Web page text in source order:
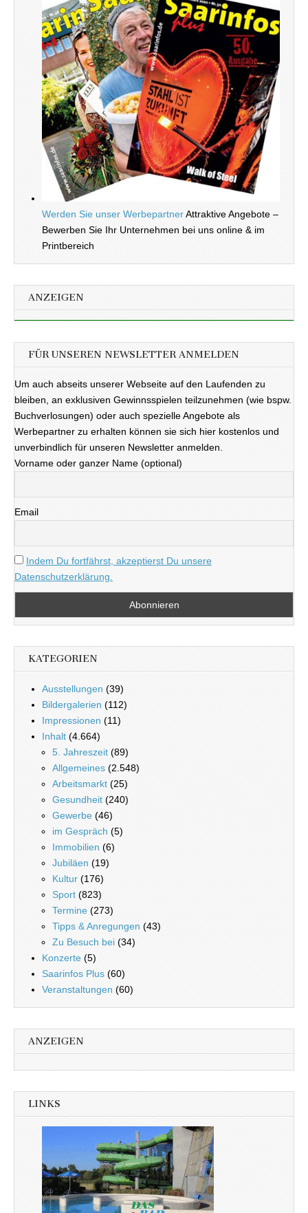
Werden Sie unser WerbepartnerAttraktive Angebote –
Bewerben Sie Ihr Unternehmen bei uns online & im
Printbereich
ANZEIGEN
FÜR UNSEREN NEWSLETTER ANMELDEN
Um auch abseits unserer Webseite auf den Laufenden zu
bleiben, an exklusiven Gewinnsspielen teilzunehmen (wie bspw.
Buchverlosungen) oder auch spezielle Angebote als
Werbepartner zu erhalten können sie sich hier kostenlos und
unverbindlich für unseren Newsletter anmelden.
Vorname oder ganzer Name (optional)
Email
Indem Du fortfährst, akzeptierst Du unsere
Datenschutzerklärung.
KATEGORIEN
Ausstellungen (39)
Bildergalerien (112)
Impressionen (11)
Inhalt (4.664)
5. Jahreszeit (89)
Allgemeines (2.548)
Arbeitsmarkt (25)
Gesundheit (240)
Gewerbe (46)
im Gespräch (5)
Immobilien (6)
Jubiläen (19)
Kultur (176)
Sport (823)
Termine (273)
Tipps & Anregungen (43)
Zu Besuch bei (34)
Konzerte (5)
Saarinfos Plus (60)
Veranstaltungen (60)
ANZEIGEN
LINKS